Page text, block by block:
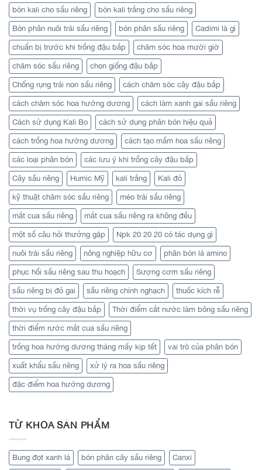
bón kali cho sầu riêng bón kali trắng cho sầu riêng
Bón phân nuôi trái sầu riêng bón phân sầu riêng Cadimi là gì
chuẩn bị trước khi trồng đậu bắp chăm sóc hoa mười giờ
chăm sóc sầu riêng chọn giống đậu bắp
Chống rụng trái non sầu riêng cách chăm sóc cây đậu bắp
cách chăm sóc hoa hướng dương cách làm xanh gai sầu riêng
Cách sử dụng Kali Bo cách sử dụng phân bón hiệu quả
cách trồng hoa hướng dương cách tạo mầm hoa sầu riêng
các loại phân bón các lưu ý khi trồng cây đậu bắp
Cây sầu riêng Humic Mỹ kali trắng Kali đỏ
kỹ thuật chăm sóc sầu riêng méo trái sầu riêng
mắt cua sầu riêng mắt cua sầu riêng ra không đều
một số câu hỏi thưởng gặp Npk 20 20 20 có tác dụng gì
nuôi trái sầu riêng nông nghiệp hữu cơ phân bón lá amino
phục hồi sầu riêng sau thu hoạch Sượng cơm sầu riêng
sầu riêng bị đỏ gai sầu riêng chính nghạch thuốc kích rễ
thời vụ trồng cây đậu bắp Thời điểm cắt nước làm bông sầu riêng
thời điểm rước mắt cua sầu riêng
trồng hoa hướng dương tháng mấy kịp tết vai trò của phân bón
xuất khẩu sầu riêng xử lý ra hoa sầu riêng
đặc điểm hoa hướng dương
TỪ KHÓA SẢN PHẨM
Bung đọt xanh lá bón phân cây sầu riêng Canxi